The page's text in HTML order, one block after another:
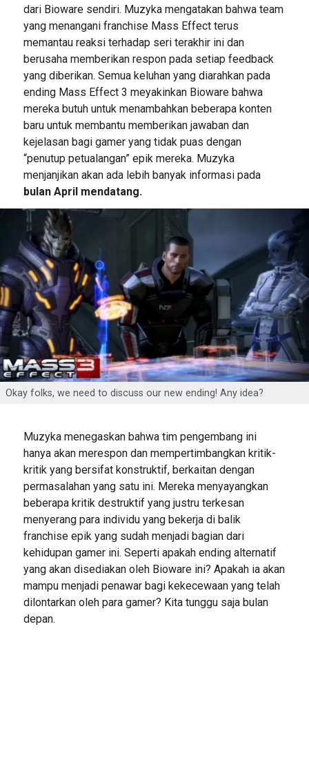
dari Bioware sendiri. Muzyka mengatakan bahwa team
yang menangani franchise Mass Effect terus
memantau reaksi terhadap seri terakhir ini dan
berusaha memberikan respon pada setiap feedback
yang diberikan. Semua keluhan yang diarahkan pada
ending Mass Effect 3 meyakinkan Bioware bahwa
mereka butuh untuk menambahkan beberapa konten
baru untuk membantu memberikan jawaban dan
kejelasan bagi gamer yang tidak puas dengan
“penutup petualangan” epik mereka. Muzyka
menjanjikan akan ada lebih banyak informasi pada
bulan April mendatang.
Okay folks, we need to discuss our new ending! Any idea?
Muzyka menegaskan bahwa tim pengembang ini
hanya akan merespon dan mempertimbangkan kritik-
kritik yang bersifat konstruktif, berkaitan dengan
permasalahan yang satu ini. Mereka menyayangkan
beberapa kritik destruktif yang justru terkesan
menyerang para individu yang bekerja di balik
franchise epik yang sudah menjadi bagian dari
kehidupan gamer ini. Seperti apakah ending alternatif
yang akan disediakan oleh Bioware ini? Apakah ia akan
mampu menjadi penawar bagi kekecewaan yang telah
dilontarkan oleh para gamer? Kita tunggu saja bulan
depan.